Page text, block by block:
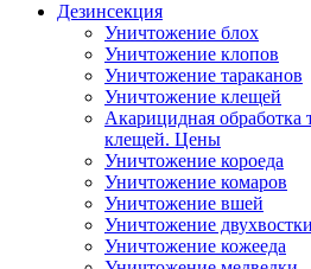
Дезинсекция
Уничтожение блох
Уничтожение клопов
Уничтожение тараканов
Уничтожение клещей
Акарицидная обработка
клещей. Цены
Уничтожение короеда
Уничтожение комаров
Уничтожение вшей
Уничтожение двухвостки
Уничтожение кожееда